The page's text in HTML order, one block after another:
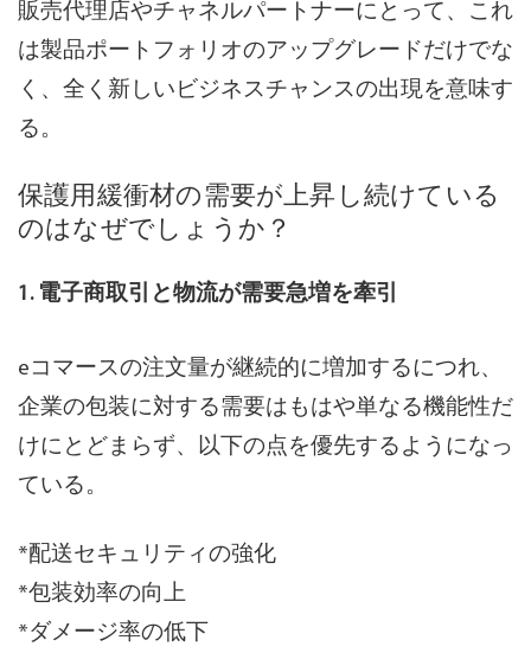
販売代理店やチャネルパートナーにとって、これ
は製品ポートフォリオのアップグレードだけでな
く、全く新しいビジネスチャンスの出現を意味す
る。
保護用緩衝材の需要が上昇し続けている
のはなぜでしょうか？
1. 電子商取引と物流が需要急増を牽引
eコマースの注文量が継続的に増加するにつれ、
企業の包装に対する需要はもはや単なる機能性だ
けにとどまらず、以下の点を優先するようになっ
ている。
*配送セキュリティの強化
*包装効率の向上
*ダメージ率の低下